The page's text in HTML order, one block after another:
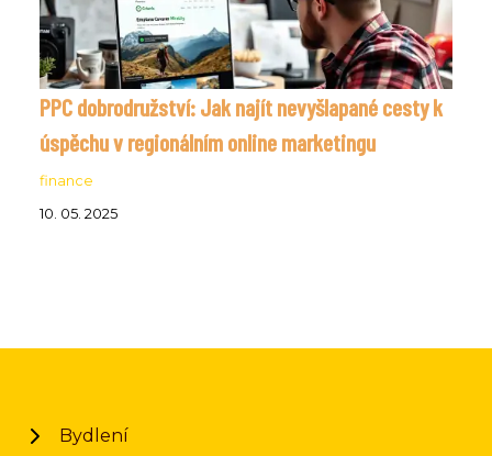
PPC dobrodružství: Jak najít nevyšlapané cesty k
úspěchu v regionálním online marketingu
finance
10. 05. 2025
Bydlení